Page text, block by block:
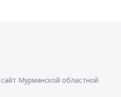
Мурманской областной